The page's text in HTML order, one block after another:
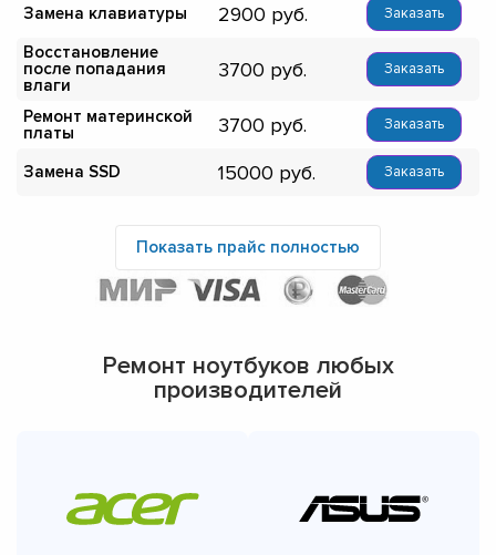
Замена клавиатуры 2900 Заказать
Восстановление
после попадания
влаги
3700 Заказать
Ремонт материнской
платы
3700 Заказать
Замена SSD 15000 Заказать
Показать прайс полностью
Ремонт ноутбуков любых
производителей